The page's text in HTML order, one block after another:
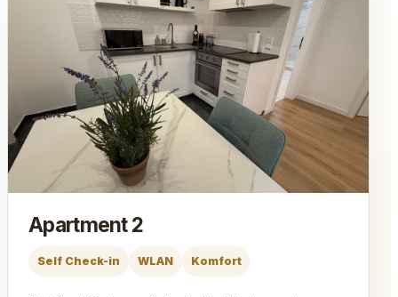
Apartment 2
Self Check-in WLAN Komfort